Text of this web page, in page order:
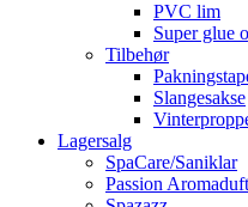
PVC lim
Super glue
Tilbehør
Slangesakse
Lagersalg
SpaCare/Saniklar
Passion Aromaduft